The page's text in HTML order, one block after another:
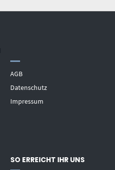
AGB
Datenschutz
Impressum
SO ERREICHT IHR UNS